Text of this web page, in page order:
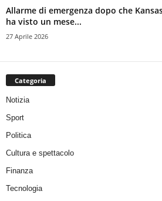
Allarme di emergenza dopo che
ha visto un mese...
27 Aprile 2026
Categoria
Notizia
Sport
Politica
Cultura e spettacolo
Finanza
Tecnologia